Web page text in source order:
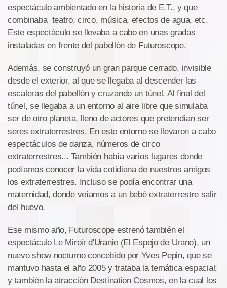
espectáculo ambientado en la historia de E.T., y que
combinaba teatro, circo, música, efectos de agua, etc.
Este espectáculo se llevaba a cabo en unas gradas
instaladas en frente del pabellón de Futuroscope.
Además, se construyó un gran parque cerrado, invisible
desde el exterior, al que se llegaba al descender las
escaleras del pabellón y cruzando un túnel. Al final del
túnel, se llegaba a un entorno al aire libre que simulaba
ser de otro planeta, lleno de actores que pretendían ser
seres extraterrestres. En este entorno se llevaron a cabo
espectáculos de danza, números de circo
extraterrestres... También había varios lugares donde
podíamos conocer la vida cotidiana de nuestros amigos
los extraterrestres. Incluso se podía encontrar una
maternidad, donde veíamos a un bebé extraterrestre salir
del huevo.
Ese mismo año, Futuroscope estrenó también el
espectáculo Le Miroir d'Uranie (El Espejo de Urano), un
nuevo show nocturno concebido por Yves Pepin, que se
mantuvo hasta el año 2005 y trataba la temática espacial;
y también la atracción Destination Cosmos, en la cual los